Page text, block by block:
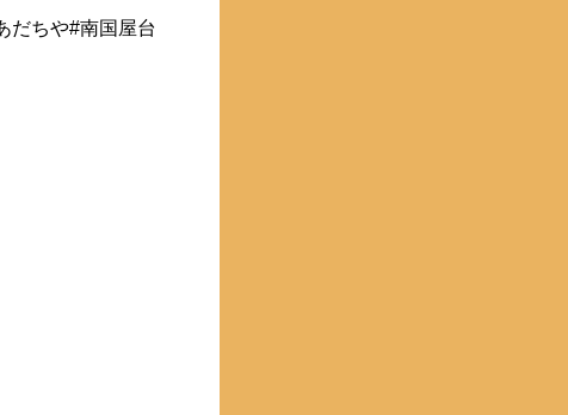
だちや#南国屋台